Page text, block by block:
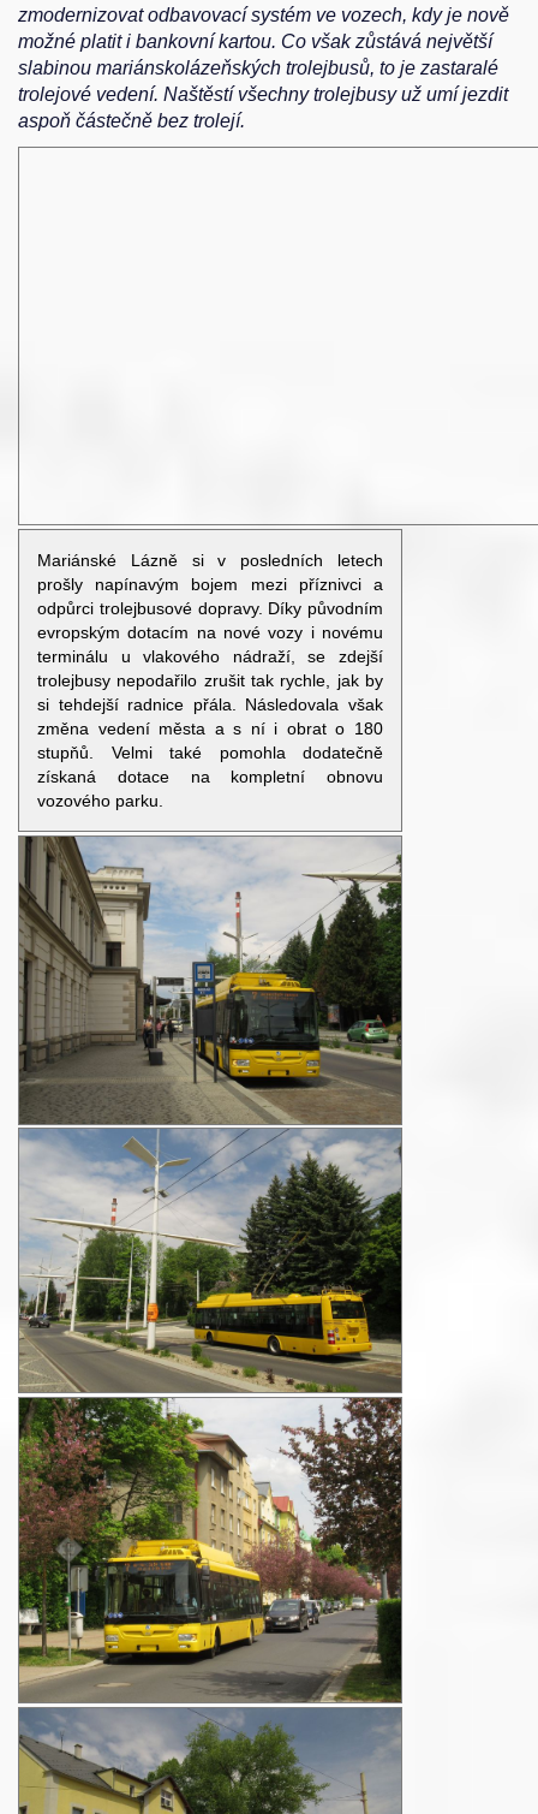
zmodernizovat odbavovací systém ve vozech, kdy je nově
možné platit i bankovní kartou. Co však zůstává největší
slabinou mariánskolázeňských trolejbusů, to je zastaralé
trolejové vedení. Naštěstí všechny trolejbusy už umí jezdit
aspoň částečně bez trolejí.
Mariánské Lázně si v posledních letech
prošly napínavým bojem mezi příznivci a
odpůrci trolejbusové dopravy. Díky původním
evropským dotacím na nové vozy i novému
terminálu u vlakového nádraží, se zdejší
trolejbusy nepodařilo zrušit tak rychle, jak by
si tehdejší radnice přála. Následovala však
změna vedení města a s ní i obrat o 180
stupňů. Velmi také pomohla dodatečně
získaná dotace na kompletní obnovu
vozového parku.